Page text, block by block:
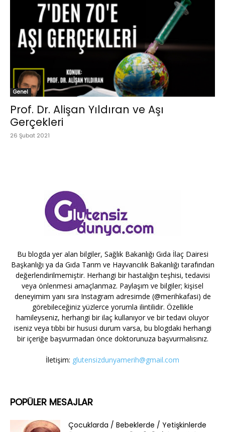
Genel
Prof. Dr. Alişan Yıldıran ve Aşı
Gerçekleri
26 Şubat 2021
Bu blogda yer alan bilgiler, Sağlık Bakanlığı Gıda İlaç Dairesi
Başkanlığı ya da Gıda Tarım ve Hayvancılık Bakanlığı tarafından
değerlendirilmemiştir. Herhangi bir hastalığın teşhisi, tedavisi
veya önlenmesi amaçlanmaz. Paylaşım ve bilgiler; kişisel
deneyimim yanı sıra Instagram adresimde (@merihkafasi) de
görebileceğiniz yüzlerce yorumla ilintilidir. Özellikle
hamileyseniz, herhangi bir ilaç kullanıyor ve bir tedavi oluyor
iseniz veya tıbbi bir hususi durum varsa, bu blogdaki herhangi
bir içeriğe başvurmadan önce doktorunuza başvurmalısınız.
İletişim: glutensizdunyamerih@gmail.com
POPÜLER MESAJLAR
Çocuklarda / Bebeklerde / Yetişkinlerde